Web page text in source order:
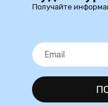
Получайте